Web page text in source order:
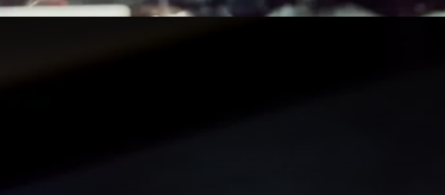
€72,50 p.p. (inclusief dranken)